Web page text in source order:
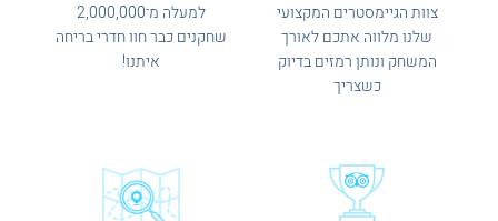
למעלה מ־2,000,000
שחקנים כבר חוו חדרי בריחה
איתנו!
צוות הגיימסטרים המקצועי
שלנו מלווה אתכם לאורך
המשחק ונותן רמזים בדיוק
כשצריך